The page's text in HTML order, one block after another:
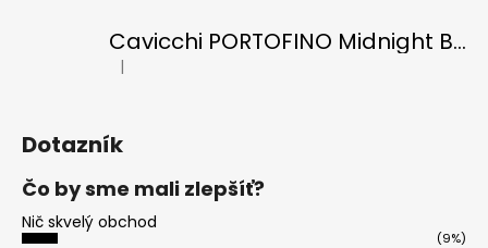
Cavicchi PORTOFINO Midnight Black di RICCI
Hodnotenie produktu je 5 z 5 hviezdičiek.
|
Dotazník
Čo by sme mali zlepšíť?
Nič skvelý obchod
(9%)